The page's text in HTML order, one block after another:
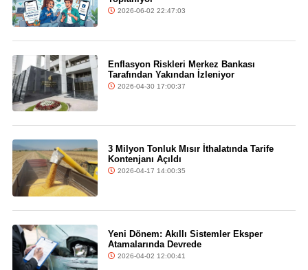
2026-06-02 22:47:03
Enflasyon Riskleri Merkez Bankası
Tarafından Yakından İzleniyor
2026-04-30 17:00:37
3 Milyon Tonluk Mısır İthalatında Tarife
Kontenjanı Açıldı
2026-04-17 14:00:35
Yeni Dönem: Akıllı Sistemler Eksper
Atamalarında Devrede
2026-04-02 12:00:41